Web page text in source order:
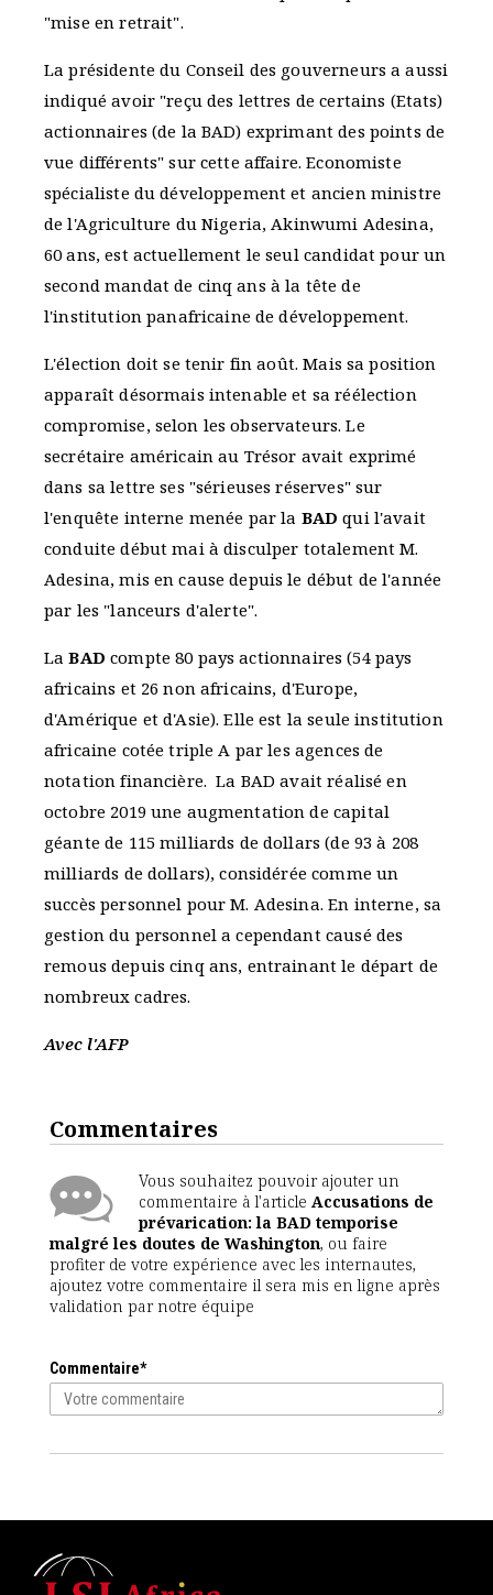
"mise en retrait".
La présidente du Conseil des gouverneurs a aussi
indiqué avoir "reçu des lettres de certains (Etats)
actionnaires (de la BAD) exprimant des points de
vue différents" sur cette affaire. Economiste
spécialiste du développement et ancien ministre
de l'Agriculture du Nigeria, Akinwumi Adesina,
60 ans, est actuellement le seul candidat pour un
second mandat de cinq ans à la tête de
l'institution panafricaine de développement.
L'élection doit se tenir fin août. Mais sa position
apparaît désormais intenable et sa réélection
compromise, selon les observateurs. Le
secrétaire américain au Trésor avait exprimé
dans sa lettre ses "sérieuses réserves" sur
l'enquête interne menée par la BAD qui l'avait
conduite début mai à disculper totalement M.
Adesina, mis en cause depuis le début de l'année
par les "lanceurs d'alerte".
LaBAD compte 80 pays actionnaires (54 pays
africains et 26 non africains, d'Europe,
d'Amérique et d'Asie). Elle est la seule institution
africaine cotée triple A par les agences de
notation financière. La BAD avait réalisé en
octobre 2019 une augmentation de capital
géante de 115 milliards de dollars (de 93 à 208
milliards de dollars), considérée comme un
succès personnel pour M. Adesina. En interne, sa
gestion du personnel a cependant causé des
remous depuis cinq ans, entrainant le départ de
nombreux cadres.
Avec l'AFP
Commentaires
Vous souhaitez pouvoir ajouter un
commentaire à l'article Accusations de
prévarication: la BAD temporise
malgré les doutes de Washington, ou faire
profiter de votre expérience avec les internautes,
ajoutez votre commentaire il sera mis en ligne après
validation par notre équipe
Commentaire*